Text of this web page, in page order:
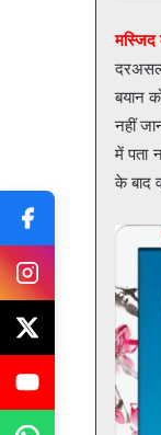
मस्जिद
बयान
नहीं
में पता
के बाद